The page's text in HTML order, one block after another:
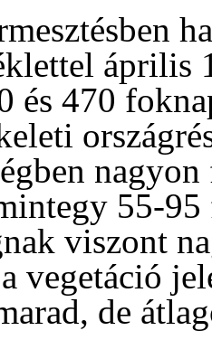
és 470
55-95
viszont
vegetáció
de